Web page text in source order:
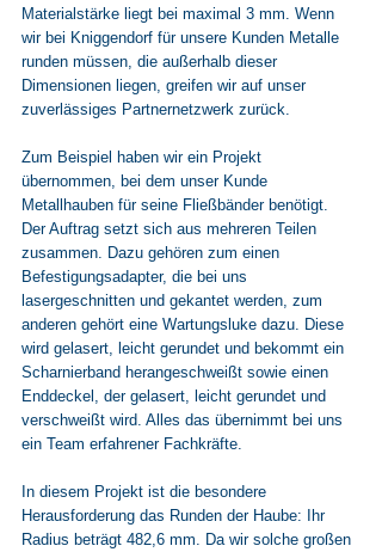
Materialstärke liegt bei maximal 3 mm. Wenn
wir bei Kniggendorf für unsere Kunden Metalle
runden müssen, die außerhalb dieser
Dimensionen liegen, greifen wir auf unser
zuverlässiges Partnernetzwerk zurück.
Zum Beispiel haben wir ein Projekt
übernommen, bei dem unser Kunde
Metallhauben für seine Fließbänder benötigt.
Der Auftrag setzt sich aus mehreren Teilen
zusammen. Dazu gehören zum einen
Befestigungsadapter, die bei uns
lasergeschnitten und gekantet werden, zum
anderen gehört eine Wartungsluke dazu. Diese
wird gelasert, leicht gerundet und bekommt ein
Scharnierband herangeschweißt sowie einen
Enddeckel, der gelasert, leicht gerundet und
verschweißt wird. Alles das übernimmt bei uns
ein Team erfahrener Fachkräfte.
In diesem Projekt ist die besondere
Herausforderung das Runden der Haube: Ihr
Radius beträgt 482,6 mm. Da wir solche großen